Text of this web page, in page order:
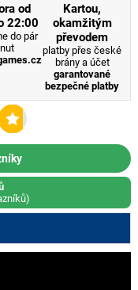
od
22:00
do pár
Kartou,
okamžitým
převodem
platby přes české
brány a účet
garantované
bezpečné platby